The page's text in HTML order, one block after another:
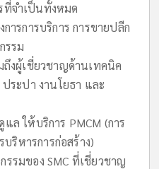
ที่จำเป็นทั้งหมด
ารการบริการ การขายปลีก
รรม
งผู้เชี่ยวชาญด้านเทคนิค
ระปา งานโยธา และ
ล ให้บริการ PMCM (การ
บริหารการก่อสร้าง)
รรมของ SMC ที่เชี่ยวชาญ